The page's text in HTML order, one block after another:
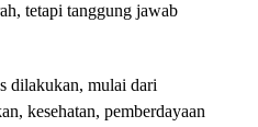
tetapi tanggung jawab
dilakukan, mulai dari
kesehatan, pemberdayaan